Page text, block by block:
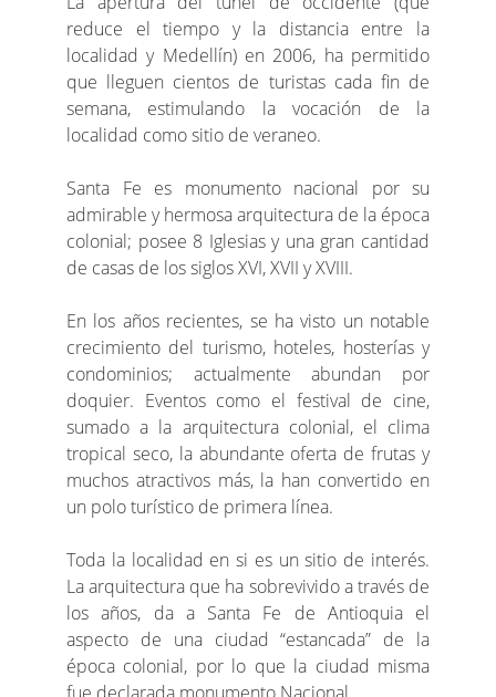
reduce el tiempo y la distancia entre la
localidad y Medellín) en 2006, ha permitido
que lleguen cientos de turistas cada fin de
semana, estimulando la vocación de la
localidad como sitio de veraneo.
Santa Fe es monumento nacional por su
admirable y hermosa arquitectura de la época
colonial; posee 8 Iglesias y una gran cantidad
de casas de los siglos XVI, XVII y XVIII.
En los años recientes, se ha visto un notable
crecimiento del turismo, hoteles, hosterías y
condominios; actualmente abundan por
doquier. Eventos como el festival de cine,
sumado a la arquitectura colonial, el clima
tropical seco, la abundante oferta de frutas y
muchos atractivos más, la han convertido en
un polo turístico de primera línea.
Toda la localidad en si es un sitio de interés.
La arquitectura que ha sobrevivido a través de
los años, da a Santa Fe de Antioquia el
aspecto de una ciudad “estancada” de la
época colonial, por lo que la ciudad misma